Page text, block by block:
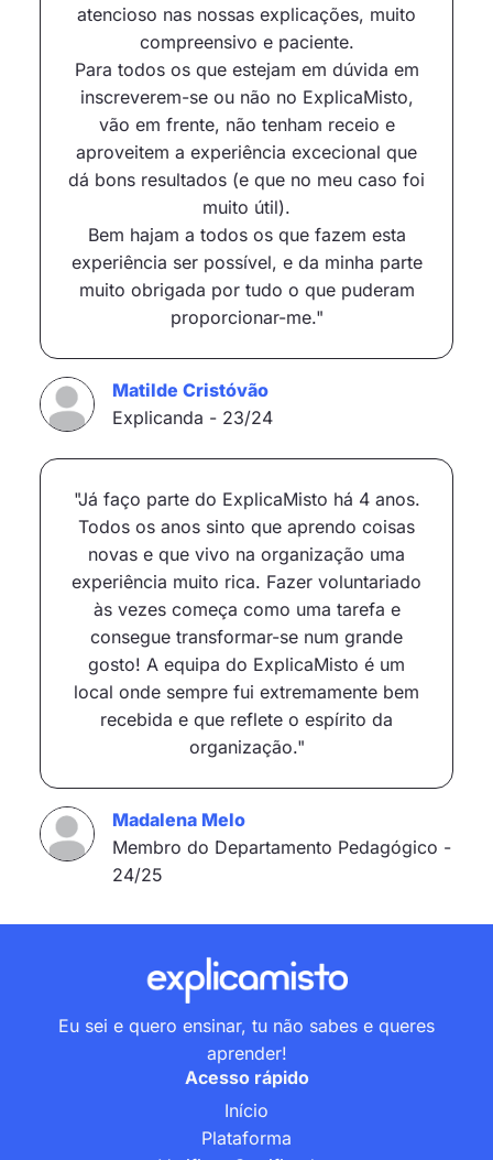
atencioso nas nossas explicações, muito
compreensivo e paciente.
Para todos os que estejam em dúvida em
inscreverem-se ou não no ExplicaMisto,
vão em frente, não tenham receio e
aproveitem a experiência excecional que
dá bons resultados (e que no meu caso foi
muito útil).
Bem hajam a todos os que fazem esta
experiência ser possível, e da minha parte
muito obrigada por tudo o que puderam
proporcionar-me."
Matilde Cristóvão
Explicanda - 23/24
"Já faço parte do ExplicaMisto há 4 anos.
Todos os anos sinto que aprendo coisas
novas e que vivo na organização uma
experiência muito rica. Fazer voluntariado
às vezes começa como uma tarefa e
consegue transformar-se num grande
gosto! A equipa do ExplicaMisto é um
local onde sempre fui extremamente bem
recebida e que reflete o espírito da
organização."
Madalena Melo
Membro do Departamento Pedagógico -
24/25
Acesso rápido
Início
Plataforma
Eu sei e quero ensinar, tu não sabes e queres
aprender!